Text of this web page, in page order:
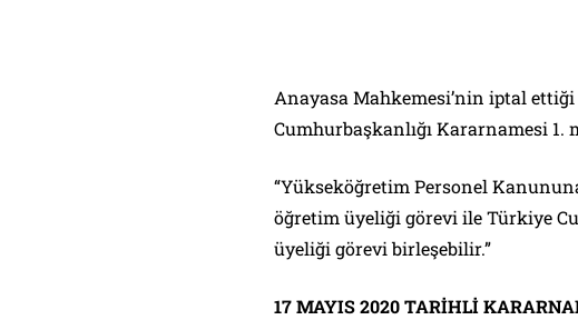
Anayasa Mahkemesi’nin iptal ettiği
Cumhurbaşkanlığı Kararnamesi 1.
“Yükseköğretim Personel
öğretim üyeliği görevi ile Türkiye
üyeliği görevi birleşebilir.”
17 MAYIS 2020 TARİHLİ